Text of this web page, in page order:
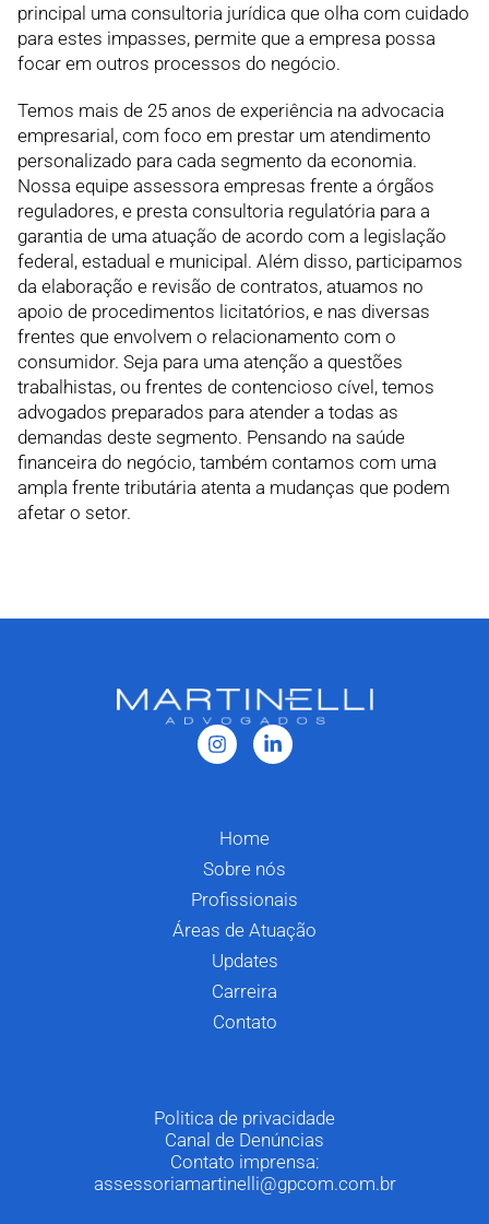
principal uma consultoria jurídica que olha com cuidado
para estes impasses, permite que a empresa possa
focar em outros processos do negócio.
Temos mais de 25 anos de experiência na advocacia
empresarial, com foco em prestar um atendimento
personalizado para cada segmento da economia.
Nossa equipe assessora empresas frente a órgãos
reguladores, e presta consultoria regulatória para a
garantia de uma atuação de acordo com a legislação
federal, estadual e municipal. Além disso, participamos
da elaboração e revisão de contratos, atuamos no
apoio de procedimentos licitatórios, e nas diversas
frentes que envolvem o relacionamento com o
consumidor. Seja para uma atenção a questões
trabalhistas, ou frentes de contencioso cível, temos
advogados preparados para atender a todas as
demandas deste segmento. Pensando na saúde
financeira do negócio, também contamos com uma
ampla frente tributária atenta a mudanças que podem
afetar o setor.
Home
Sobre nós
Profissionais
Áreas de Atuação
Updates
Carreira
Contato
Politica de privacidade
Canal de Denúncias
Contato imprensa:
assessoriamartinelli@gpcom.com.br